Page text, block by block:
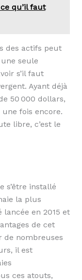
qu’il faut
des actifs peut
seule
s’il faut
Ayant déjà
50 000 dollars,
une fois encore.
libre, c’est le
s’être installé
la plus
lancée en 2015 et
de cet
de nombreuses
il est
ces atouts,